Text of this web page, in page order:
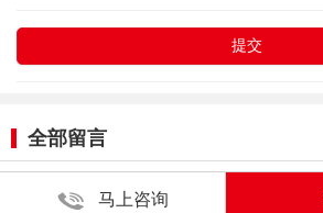
全部留言
马上咨询